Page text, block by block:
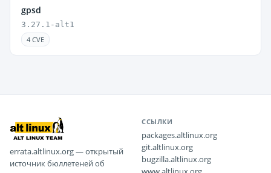
gpsd
3.27.1-alt1
4 CVE
errata.altlinux.org — открытый
источник бюллетеней об
ССЫЛКИ
packages.altlinux.org
git.altlinux.org
bugzilla.altlinux.org